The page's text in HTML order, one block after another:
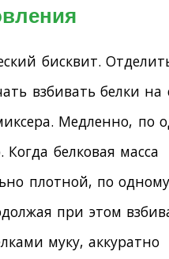
бисквит.
взбивать белки на
Медленно, по
белковая масса
плотной, по
при этом
муку, аккуратно